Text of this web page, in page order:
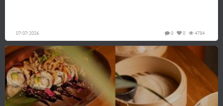
07-07-2026 4784
0
0